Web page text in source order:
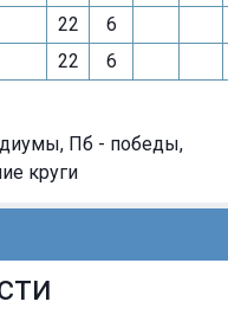
22
6
22 6
Пб - победы,
круги